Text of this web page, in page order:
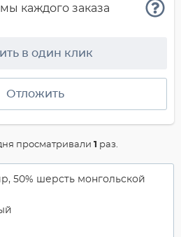
каждого заказа
в один клик
Отложить
просматривали 1 раз.
50% шерсть монгольской